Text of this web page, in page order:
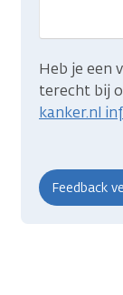
Heb je een
terecht bij
kanker.nl